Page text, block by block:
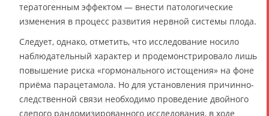
тератогенным эффектом — внести патологические
изменения в процесс развития нервной системы плода.
Следует, однако, отметить, что исследование носило
наблюдательный характер и продемонстрировало лишь
повышение риска «гормонального истощения» на фоне
приёма парацетамола. Но для установления причинно-
следственной связи необходимо проведение двойного
слепого рандомизированного исследования, в ходе